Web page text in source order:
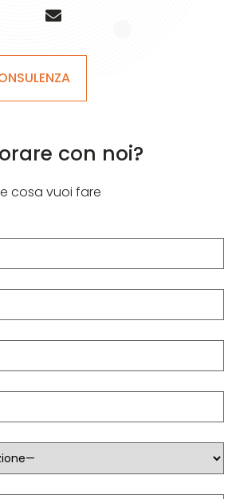
con noi?
cosa vuoi fare